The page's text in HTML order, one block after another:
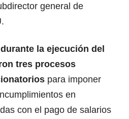
general de
durante la ejecución del
tres procesos
para imponer
en
con el pago de salarios